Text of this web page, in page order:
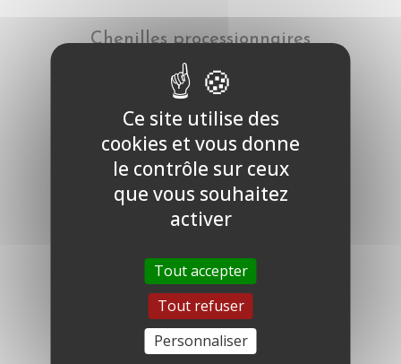
Chenilles processionnaires
Ce site utilise des
cookies et vous donne
le contrôle sur ceux
que vous souhaitez
activer
Tout accepter
Tout refuser
Personnaliser